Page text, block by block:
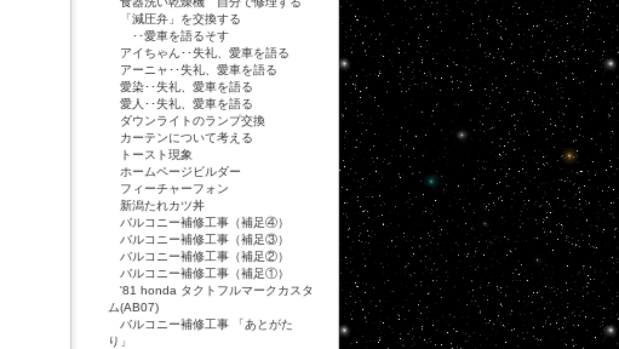
「減圧弁」を交換する
･･愛車を語るそす
アイちゃん･･失礼、愛車を語る
アーニャ･･失礼、愛車を語る
愛染･･失礼、愛車を語る
愛人･･失礼、愛車を語る
ダウンライトのランプ交換
カーテンについて考える
トースト現象
ホームページビルダー
フィーチャーフォン
新潟たれカツ丼
バルコニー補修工事（補足④）
バルコニー補修工事（補足③）
バルコニー補修工事（補足②）
バルコニー補修工事（補足①）
'81 honda タクトフルマークカスタ
ム(AB07)
バルコニー補修工事 「あとがた
り」